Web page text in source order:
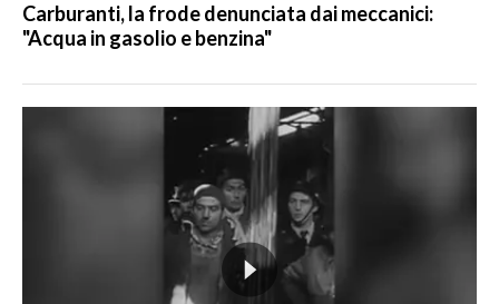
Carburanti, la frode denunciata dai meccanici:
"Acqua in gasolio e benzina"